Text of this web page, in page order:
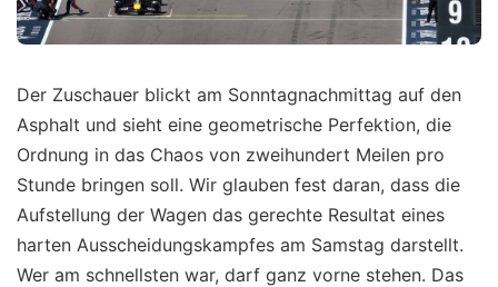
Der Zuschauer blickt am Sonntagnachmittag auf den
Asphalt und sieht eine geometrische Perfektion, die
Ordnung in das Chaos von zweihundert Meilen pro
Stunde bringen soll. Wir glauben fest daran, dass die
Aufstellung der Wagen das gerechte Resultat eines
harten Ausscheidungskampfes am Samstag darstellt.
Wer am schnellsten war, darf ganz vorne stehen. Das